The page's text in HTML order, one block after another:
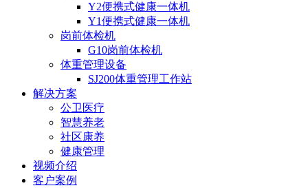
Y2便携式健康一体机
Y1便携式健康一体机
岗前体检机
G10岗前体检机
体重管理设备
SJ200体重管理工作站
解决方案
公卫医疗
智慧养老
社区康养
健康管理
视频介绍
客户案例